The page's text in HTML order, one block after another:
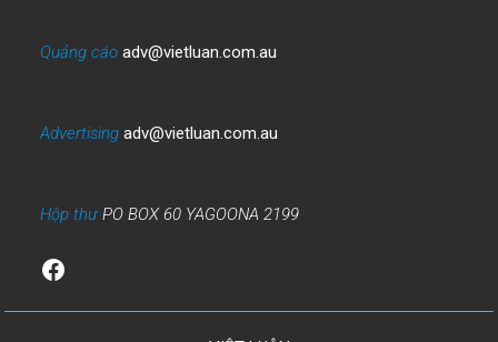
Quảng cáo adv@vietluan.com.au
Advertising adv@vietluan.com.au
Hộp thưPO BOX 60 YAGOONA 2199
Facebook